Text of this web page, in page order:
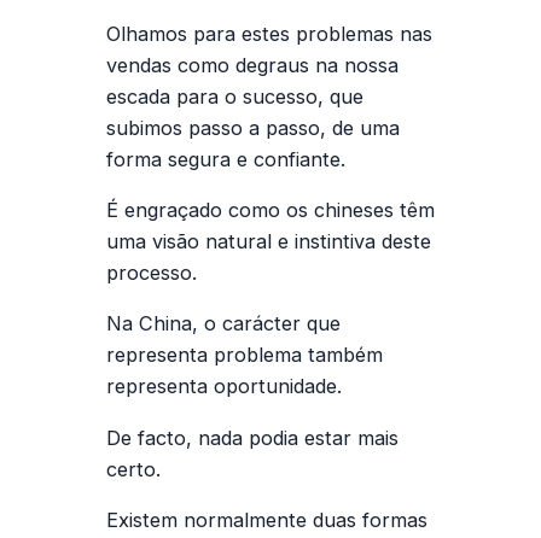
Olhamos para estes problemas nas
vendas como degraus na nossa
escada para o sucesso, que
subimos passo a passo, de uma
forma segura e confiante.
É engraçado como os chineses têm
uma visão natural e instintiva deste
processo.
Na China, o carácter que
representa problema também
representa oportunidade.
De facto, nada podia estar mais
certo.
Existem normalmente duas formas